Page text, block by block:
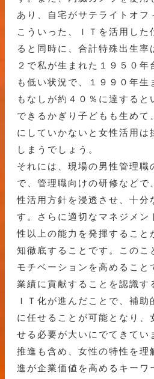
あり、自宅がサテライトオフ
こういった、ＩＴを活用した
ると同時に、合計特殊出生率
２で私が生まれた１９５０年
も低い状況で、１９９０年生
もなしが約４０％に達すると
できるかぎり子どもも生めて
にしていかないと女性活用は
しまうでしょう。
それには、現場の男性管理職
で、管理職向けの研修などで
性活用方針を浸透させ、十分
す。さらに適切なマネジメン
性以上の能力を発揮すること
知徹底することです。このこ
モチベーションを高めること
業績に貢献することを認識す
ＩＴ化が進んだことで、補
に任せることが可能となり、
せる必要が大いにでてきてい
推進も含め、女性の特性を理
進が企業価値を高めるキーワ